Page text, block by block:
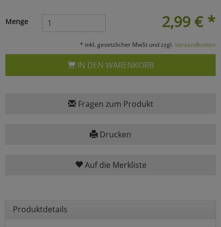
2,99 € *
Menge
* inkl. gesetzlicher MwSt und zzgl. Versandkosten
IN DEN WARENKORB
Fragen zum Produkt
Drucken
Auf die Merkliste
Produktdetails
Marketing
Cookies
Einstellungen speichern